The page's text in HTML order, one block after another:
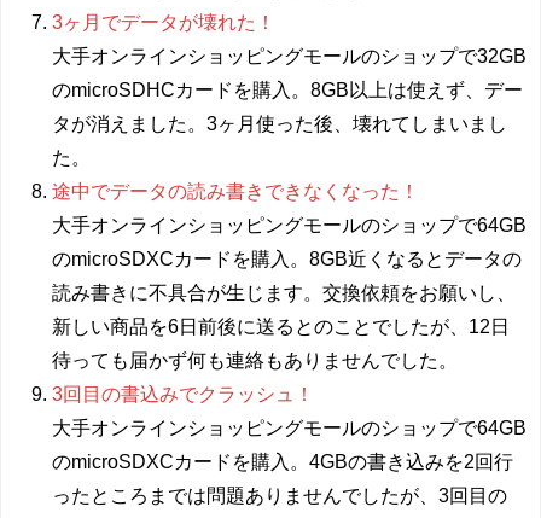
3ヶ月でデータが壊れた！
大手オンラインショッピングモールのショップで32GB
のmicroSDHCカードを購入。8GB以上は使えず、デー
タが消えました。3ヶ月使った後、壊れてしまいまし
た。
途中でデータの読み書きできなくなった！
大手オンラインショッピングモールのショップで64GB
のmicroSDXCカードを購入。8GB近くなるとデータの
読み書きに不具合が生じます。交換依頼をお願いし、
新しい商品を6日前後に送るとのことでしたが、12日
待っても届かず何も連絡もありませんでした。
3回目の書込みでクラッシュ！
大手オンラインショッピングモールのショップで64GB
のmicroSDXCカードを購入。4GBの書き込みを2回行
ったところまでは問題ありませんでしたが、3回目の